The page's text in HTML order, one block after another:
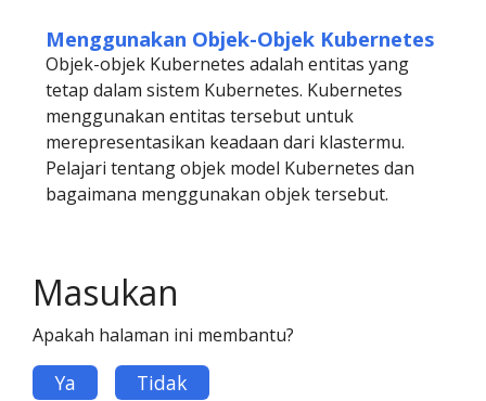
Menggunakan Objek-Objek Kubernetes
Objek-objek Kubernetes adalah entitas yang
tetap dalam sistem Kubernetes. Kubernetes
menggunakan entitas tersebut untuk
merepresentasikan keadaan dari klastermu.
Pelajari tentang objek model Kubernetes dan
bagaimana menggunakan objek tersebut.
Masukan
Apakah halaman ini membantu?
Ya Tidak